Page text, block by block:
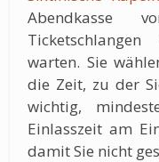
Abendkasse
warten. Sie
die Zeit, zu der
wichtig,
Einlasszeit am
damit Sie nicht